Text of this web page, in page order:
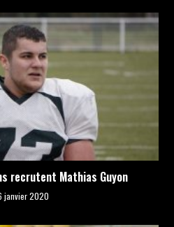
recrutent Mathias Guyon
janvier 2020